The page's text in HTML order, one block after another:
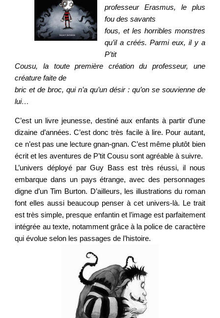
professeur Erasmus, le plus
fou des savants
fous, et les horribles monstres
qu’il a créés. Parmi eux, il y a
P’tit
Cousu, la toute première création du professeur, une
créature faite de
bric et de broc, qui n’a qu’un désir : qu’on se souvienne de
lui…
C’est un livre jeunesse, destiné aux enfants à partir d’une
dizaine d’années. C’est donc très facile à lire. Pour autant,
ce n’est pas une lecture gnan-gnan. C’est même plutôt bien
écrit et les aventures de P’tit Cousu sont agréable à suivre.
L’univers déployé par Guy Bass est très réussi, il nous
embarque dans un pays étrange, avec des personnages
digne d’un Tim Burton. D’ailleurs, les illustrations du roman
font elles aussi beaucoup penser à cet univers-là. Le trait
est très simple, presque enfantin et l’image est parfaitement
intégrée au texte, notamment grâce à la police de caractère
qui évolue selon les passages de l’histoire.